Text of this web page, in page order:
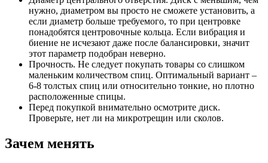
нужно, диаметром вы просто не сможете установить, а
если диаметр больше требуемого, то при центровке
понадобятся центровочные кольца. Если вибрация и
биение не исчезают даже после балансировки, значит
этот параметр подобран неверно.
Прочность. Не следует покупать товары со слишком
маленьким количеством спиц. Оптимальный вариант –
6-8 толстых спиц или относительно тонкие, но плотно
расположенные спицы.
Перед покупкой внимательно осмотрите диск.
Проверьте, нет ли на микротрещин или сколов.
Зачем менять